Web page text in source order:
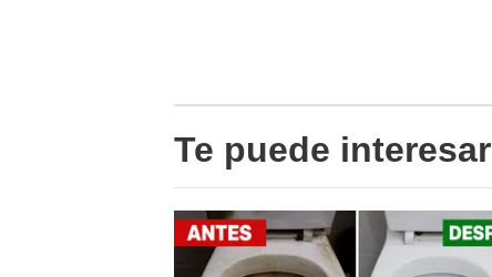
Te puede interesar